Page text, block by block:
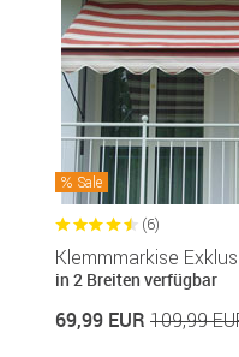
Sale
(6)
Klemmmarkise
in 2 Breiten verfügbar
69,99 EUR 109,99